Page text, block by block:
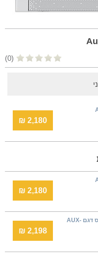
(0)
2,180 ₪
2,180 ₪
מזגן עילי אינוורטר אוקס דגם AUX-
2,198 ₪